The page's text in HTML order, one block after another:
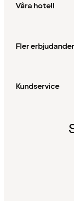
Våra hotell
Fler
Kundservice